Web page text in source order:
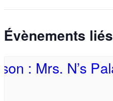
Évènements liés